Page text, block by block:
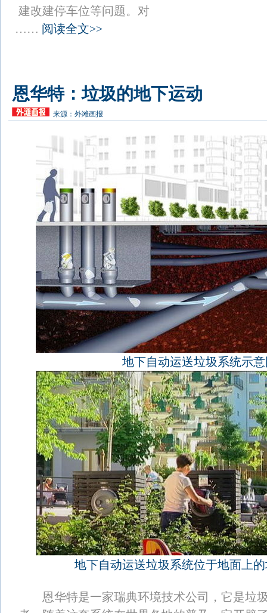
建改建停车位等问题。对
…… 阅读全文>>
恩华特：垃圾的地下运动
来源： 外滩画报
地下自动运送垃圾系统示
地下自动运送垃圾系统位于地面上
恩华特是一家瑞典环境技术公司，它是垃